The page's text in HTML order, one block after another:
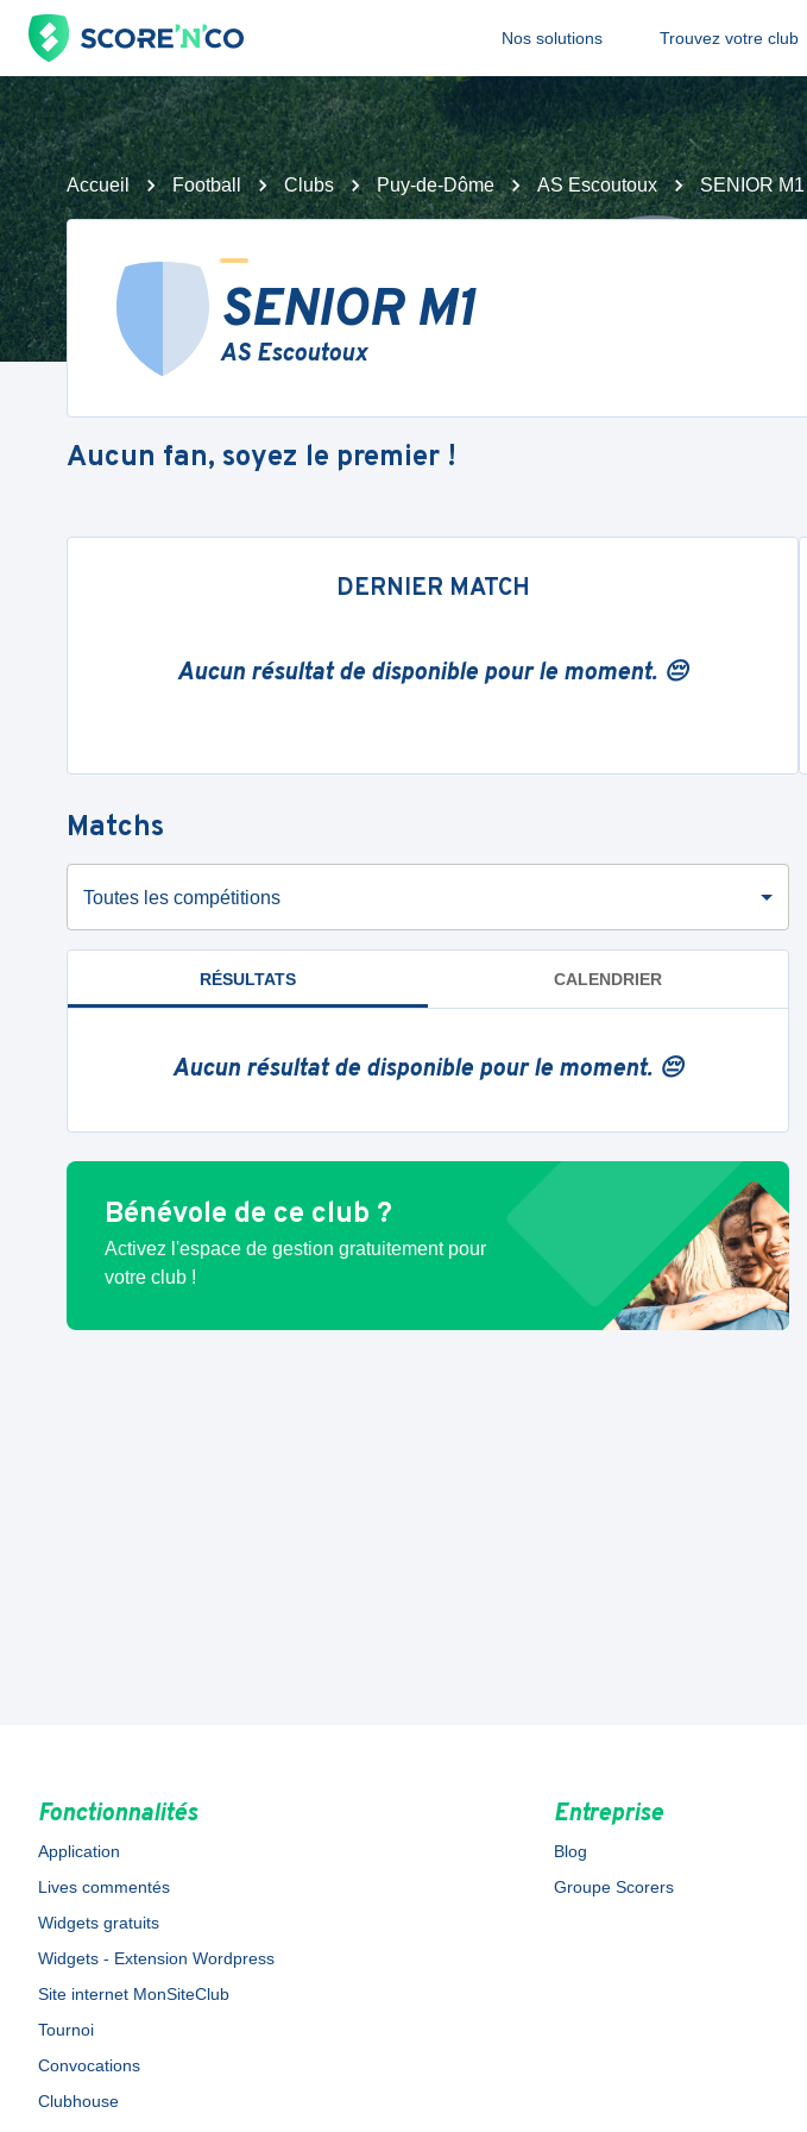
Nos solutions Trouvez votre club
Accueil Football Clubs Puy-de-Dôme AS Escoutoux SENIOR M1
SENIOR M1
AS Escoutoux
Aucun fan, soyez le premier !
DERNIER MATCH
Aucun résultat de disponible pour le moment. 😔
Matchs
Toutes les compétitions
RÉSULTATS CALENDRIER
Aucun résultat de disponible pour le moment. 😔
Bénévole de ce club ?
Activez l'espace de gestion gratuitement pour
votre club !
Fonctionnalités
Application
Lives commentés
Widgets gratuits
Widgets - Extension Wordpress
Site internet MonSiteClub
Tournoi
Convocations
Clubhouse
Entreprise
Blog
Groupe Scorers